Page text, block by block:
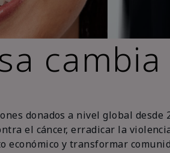
donados a nivel global desde
el cáncer, erradicar la
económico y transformar